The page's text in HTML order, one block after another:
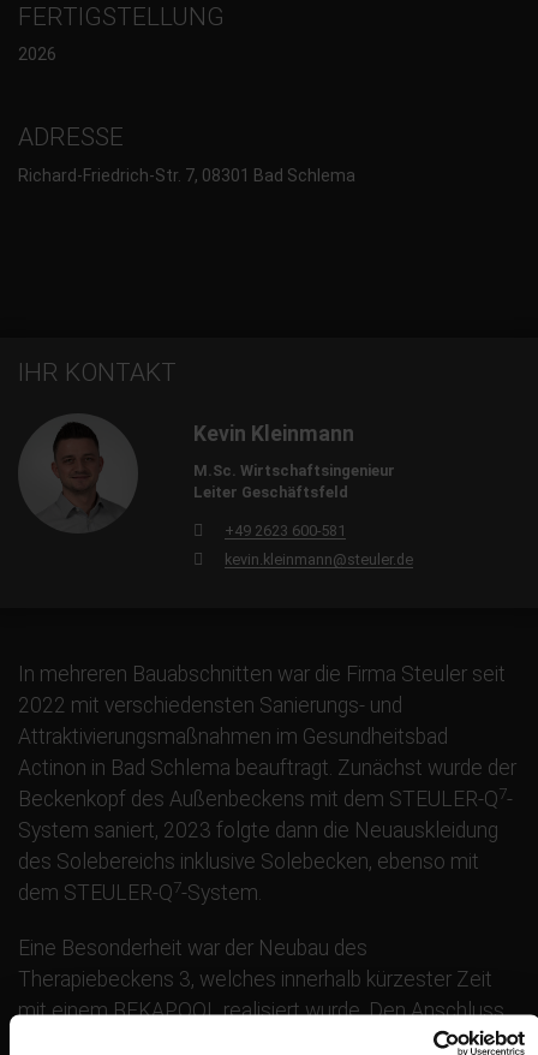
FERTIGSTELLUNG
2026
ADRESSE
Richard-Friedrich-Str. 7, 08301 Bad Schlema
IHR KONTAKT
Kevin Kleinmann
M.Sc. Wirtschaftsingenieur
Leiter Geschäftsfeld
+49 2623 600-581
kevin.kleinmann@steuler.de
In mehreren Bauabschnitten war die Firma Steuler seit
2022 mit verschiedensten Sanierungs- und
Attraktivierungsmaßnahmen im Gesundheitsbad
Actinon in Bad Schlema beauftragt. Zunächst wurde der
Beckenkopf des Außenbeckens mit dem STEULER-Q7-
System saniert, 2023 folgte dann die Neuauskleidung
des Solebereichs inklusive Solebecken, ebenso mit
dem STEULER-Q7-System.
Eine Besonderheit war der Neubau des
Therapiebeckens 3, welches innerhalb kürzester Zeit
mit einem BEKAPOOL realisiert wurde. Den Anschluss
an das Becken inklusive Beckenumgang realisierte man